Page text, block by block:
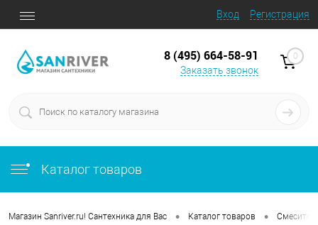
Вход Регистрация
8 (495) 664-58-91
Заказать звонок
0
Каталог товаров
Магазин Sanriver.ru! Сантехника для Вас • Каталог товаров •